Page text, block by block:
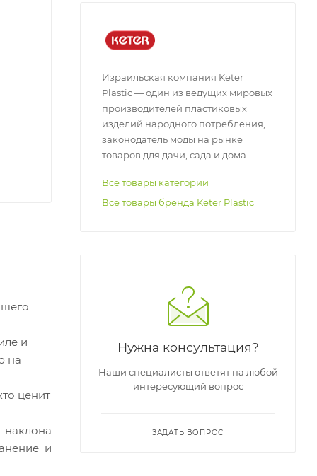
и
на
ценит
наклона
и
Израильская компания Keter
Plastic — один из ведущих мировых
производителей пластиковых
изделий народного потребления,
законодатель моды на рынке
товаров для дачи, сада и дома.
Все товары категории
Все товары бренда Keter Plastic
Нужна консультация?
Наши специалисты ответят на любой
интересующий вопрос
ЗАДАТЬ ВОПРОС